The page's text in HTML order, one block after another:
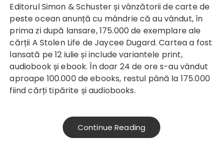
Editorul Simon & Schuster și vânzătorii de carte de
peste ocean anunță cu mândrie că au vândut, în
prima zi după lansare, 175.000 de exemplare ale
cărții A Stolen Life de Jaycee Dugard. Cartea a fost
lansată pe 12 iulie și include variantele print,
audiobook și ebook. În doar 24 de ore s-au vândut
aproape 100.000 de ebooks, restul până la 175.000
fiind cărți tipărite și audiobooks.
Continue Reading